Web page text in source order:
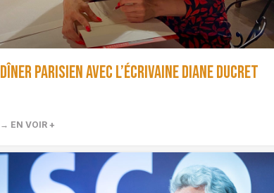
Dîner Parisien avec l’écrivaine Diane Ducret
→ EN VOIR +